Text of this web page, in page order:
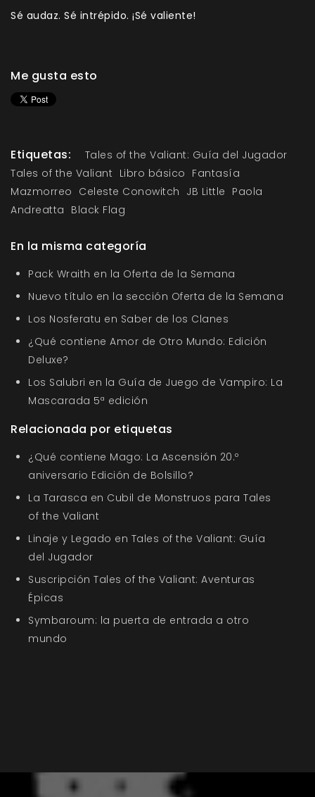
Sé audaz. Sé intrépido. ¡Sé valiente!
Me gusta esto
Etiquetas:
Tales of the Valiant: Guía del Jugador
Tales of the Valiant Libro básico Fantasía
Mazmorreo Celeste Conowitch JB Little Paola
Andreatta Black Flag
En la misma categoría
Pack Wraith en la Oferta de la Semana
Nuevo título en la sección Oferta de la Semana
Los Nosferatu en Saber de los Clanes
¿Qué contiene Amor de Otro Mundo: Edición
Deluxe?
Los Salubri en la Guía de Juego de Vampiro: La
Mascarada 5ª edición
Relacionada por etiquetas
¿Qué contiene Mago: La Ascensión 20.º
aniversario Edición de Bolsillo?
La Tarasca en Cubil de Monstruos para Tales
of the Valiant
Linaje y Legado en Tales of the Valiant: Guía
del Jugador
Suscripción Tales of the Valiant: Aventuras
Épicas
Symbaroum: la puerta de entrada a otro
mundo